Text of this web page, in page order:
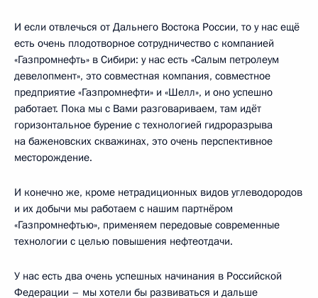
И если отвлечься от Дальнего Востока России, то у нас ещё
есть очень плодотворное сотрудничество с компанией
«Газпромнефть» в Сибири: у нас есть «Салым петролеум
девелопмент», это совместная компания, совместное
предприятие «Газпромнефти» и «Шелл», и оно успешно
работает. Пока мы с Вами разговариваем, там идёт
горизонтальное бурение с технологией гидроразрыва
на баженовских скважинах, это очень перспективное
месторождение.
И конечно же, кроме нетрадиционных видов углеводородов
и их добычи мы работаем с нашим партнёром
«Газпромнефтью», применяем передовые современные
технологии с целью повышения нефтеотдачи.
У нас есть два очень успешных начинания в Российской
Федерации – мы хотели бы развиваться и дальше